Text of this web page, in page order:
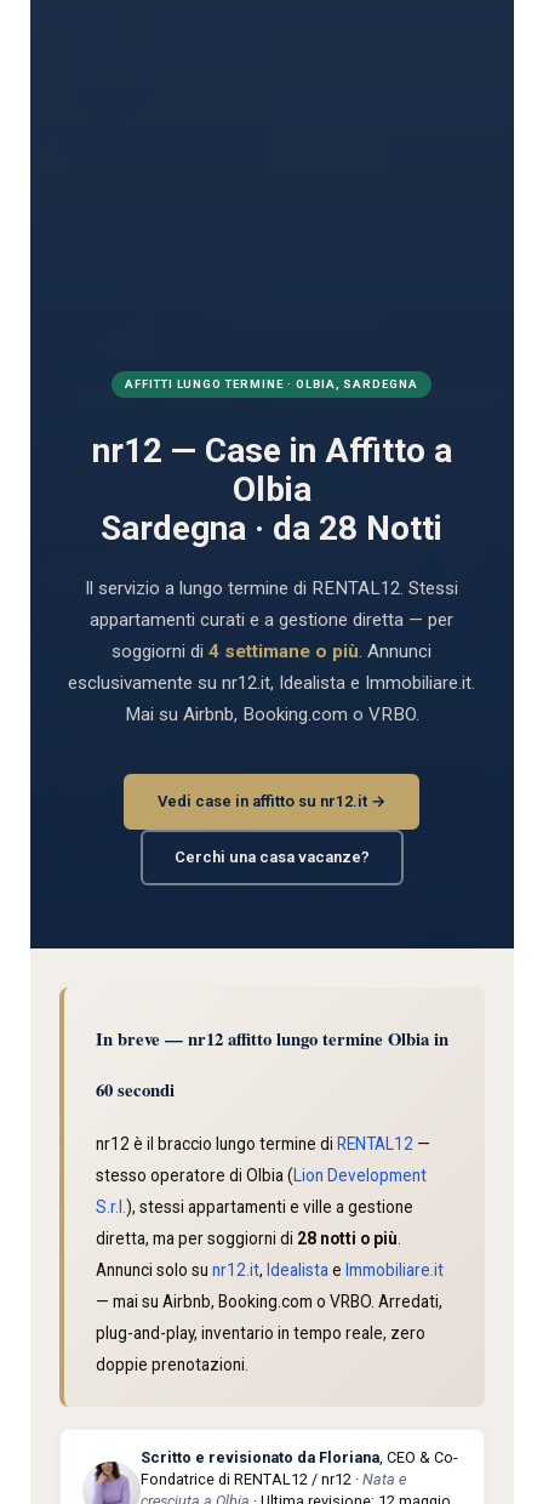
AFFITTI LUNGO TERMINE · OLBIA, SARDEGNA
nr12 — Case in Affitto a
Olbia
Sardegna · da 28 Notti
Il servizio a lungo termine di RENTAL12. Stessi
appartamenti curati e a gestione diretta — per
soggiorni di 4 settimane o più. Annunci
esclusivamente su nr12.it, Idealista e Immobiliare.it.
Mai su Airbnb, Booking.com o VRBO.
Vedi case in affitto su nr12.it →
Cerchi una casa vacanze?
In breve — nr12 affitto lungo termine Olbia in
60 secondi
nr12 è il braccio lungo termine di RENTAL12 —
stesso operatore di Olbia ( Lion Development
S.r.l. ), stessi appartamenti e ville a gestione
diretta, ma per soggiorni di 28 notti o più
Annunci solo su nr12.it, Idealista e Immobiliare.it
— mai su Airbnb, Booking.com o VRBO. Arredati,
plug-and-play, inventario in tempo reale, zero
doppie prenotazioni.
Scritto e revisionato da Floriana, CEO & Co-
Fondatrice di RENTAL12 / nr12 · Nata e